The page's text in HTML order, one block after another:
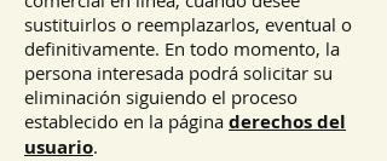
sustituirlos o reemplazarlos, eventual o
definitivamente. En todo momento, la
persona interesada podrá solicitar su
eliminación siguiendo el proceso
establecido en la página derechos del
usuario.